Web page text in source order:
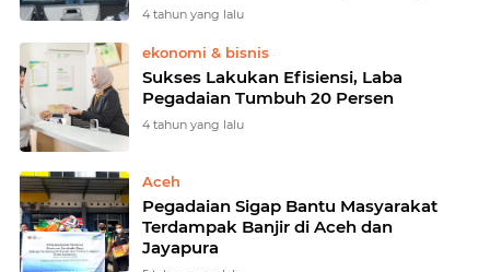
4 tahun yang lalu
ekonomi & bisnis
Sukses Lakukan Efisiensi, Laba
Pegadaian Tumbuh 20 Persen
4 tahun yang lalu
Aceh
Pegadaian Sigap Bantu Masyarakat
Terdampak Banjir di Aceh dan
Jayapura